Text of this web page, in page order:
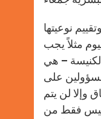
نوعيتها
مثلاً يجب
– هي
على
وإلا لن يتم
ليس فقط من